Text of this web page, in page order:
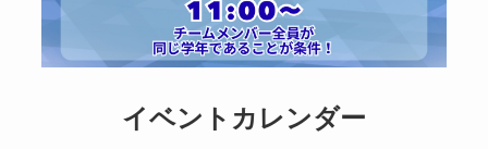
イベントカレンダー